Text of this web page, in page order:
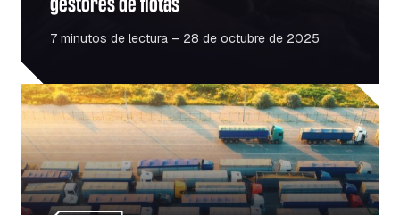
7 minutos de lectura – 28 de octubre de 2025
6 estrategias de gestión de flotas que mejorarán tus